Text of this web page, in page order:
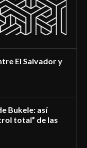
El Salvador y
Bukele: así
total” de las